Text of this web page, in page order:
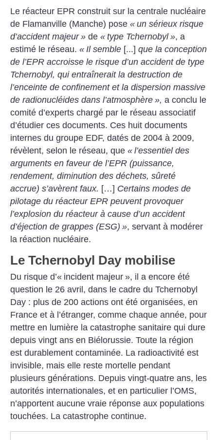
Le réacteur EPR construit sur la centrale nucléaire
de Flamanville (Manche) pose« un sérieux risque
d’accident majeur » de« type Tchernobyl », a
estimé le réseau.« Il semble [...]que la conception
de l’EPR accroisse le risque d’un accident de type
Tchernobyl, qui entraînerait la destruction de
l’enceinte de confinement et la dispersion massive
de radionucléides dans l’atmosphère », a conclu le
comité d’experts chargé par le réseau associatif
d’étudier ces documents. Ces huit documents
internes du groupe EDF, datés de 2004 à 2009,
révèlent, selon le réseau, que« l’essentiel des
arguments en faveur de l’EPR (puissance,
rendement, diminution des déchets, sûreté
accrue) s’avèrent faux. […] Certains modes de
pilotage du réacteur EPR peuvent provoquer
l’explosion du réacteur à cause d’un accident
d’éjection de grappes (ESG) », servant à modérer
la réaction nucléaire.
Le Tchernobyl Day mobilise
Du risque d’« incident majeur », il a encore été
question le 26 avril, dans le cadre du Tchernobyl
Day : plus de 200 actions ont été organisées, en
France et à l’étranger, comme chaque année, pour
mettre en lumière la catastrophe sanitaire qui dure
depuis vingt ans en Biélorussie. Toute la région
est durablement contaminée. La radioactivité est
invisible, mais elle reste mortelle pendant
plusieurs générations. Depuis vingt-quatre ans, les
autorités internationales, et en particulier l’OMS,
n’apportent aucune vraie réponse aux populations
touchées. La catastrophe continue.